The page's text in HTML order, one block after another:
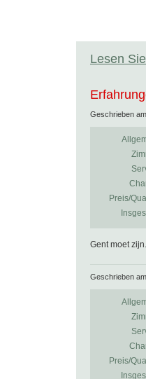
Lesen
Geschrieben am
Preis/
Gent moet
Geschrieben am
Preis/